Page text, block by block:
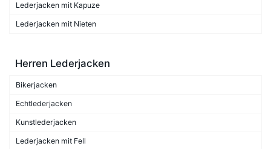
Lederjacken mit Kapuze
Lederjacken mit Nieten
Herren Lederjacken
Bikerjacken
Echtlederjacken
Kunstlederjacken
Lederjacken mit Fell